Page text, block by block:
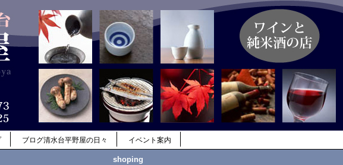
ブログ清水台平野屋の日々 イベント案内
shoping